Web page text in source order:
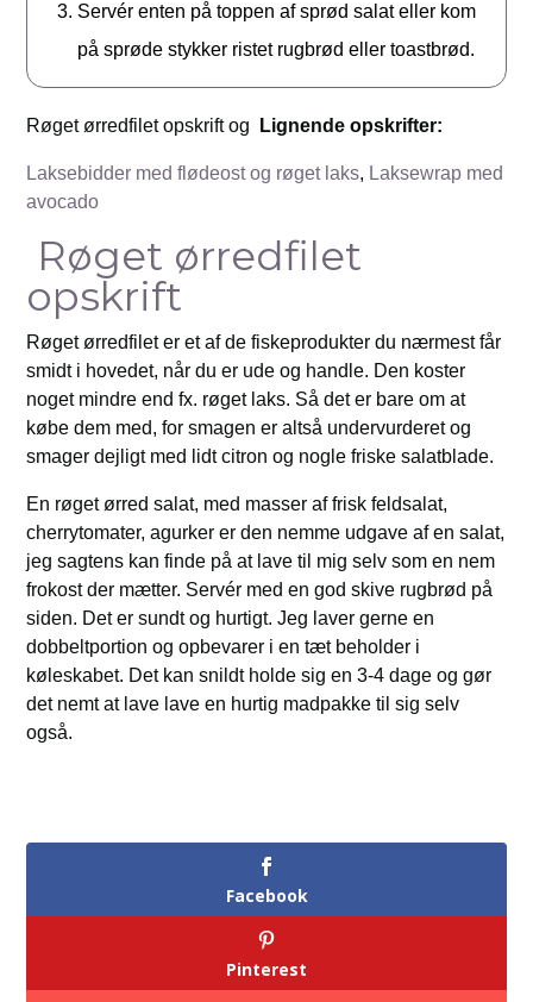
Servér enten på toppen af sprød salat eller kom
på sprøde stykker ristet rugbrød eller toastbrød.
Røget ørredfilet opskrift og Lignende opskrifter:
Laksebidder med flødeost og røget laks, Laksewrap med
avocado
Røget ørredfilet
opskrift
Røget ørredfilet er et af de fiskeprodukter du nærmest får
smidt i hovedet, når du er ude og handle. Den koster
noget mindre end fx. røget laks. Så det er bare om at
købe dem med, for smagen er altså undervurderet og
smager dejligt med lidt citron og nogle friske salatblade.
En røget ørred salat, med masser af frisk feldsalat,
cherrytomater, agurker er den nemme udgave af en salat,
jeg sagtens kan finde på at lave til mig selv som en nem
frokost der mætter. Servér med en god skive rugbrød på
siden. Det er sundt og hurtigt. Jeg laver gerne en
dobbeltportion og opbevarer i en tæt beholder i
køleskabet. Det kan snildt holde sig en 3-4 dage og gør
det nemt at lave lave en hurtig madpakke til sig selv
også.
Facebook
Pinterest